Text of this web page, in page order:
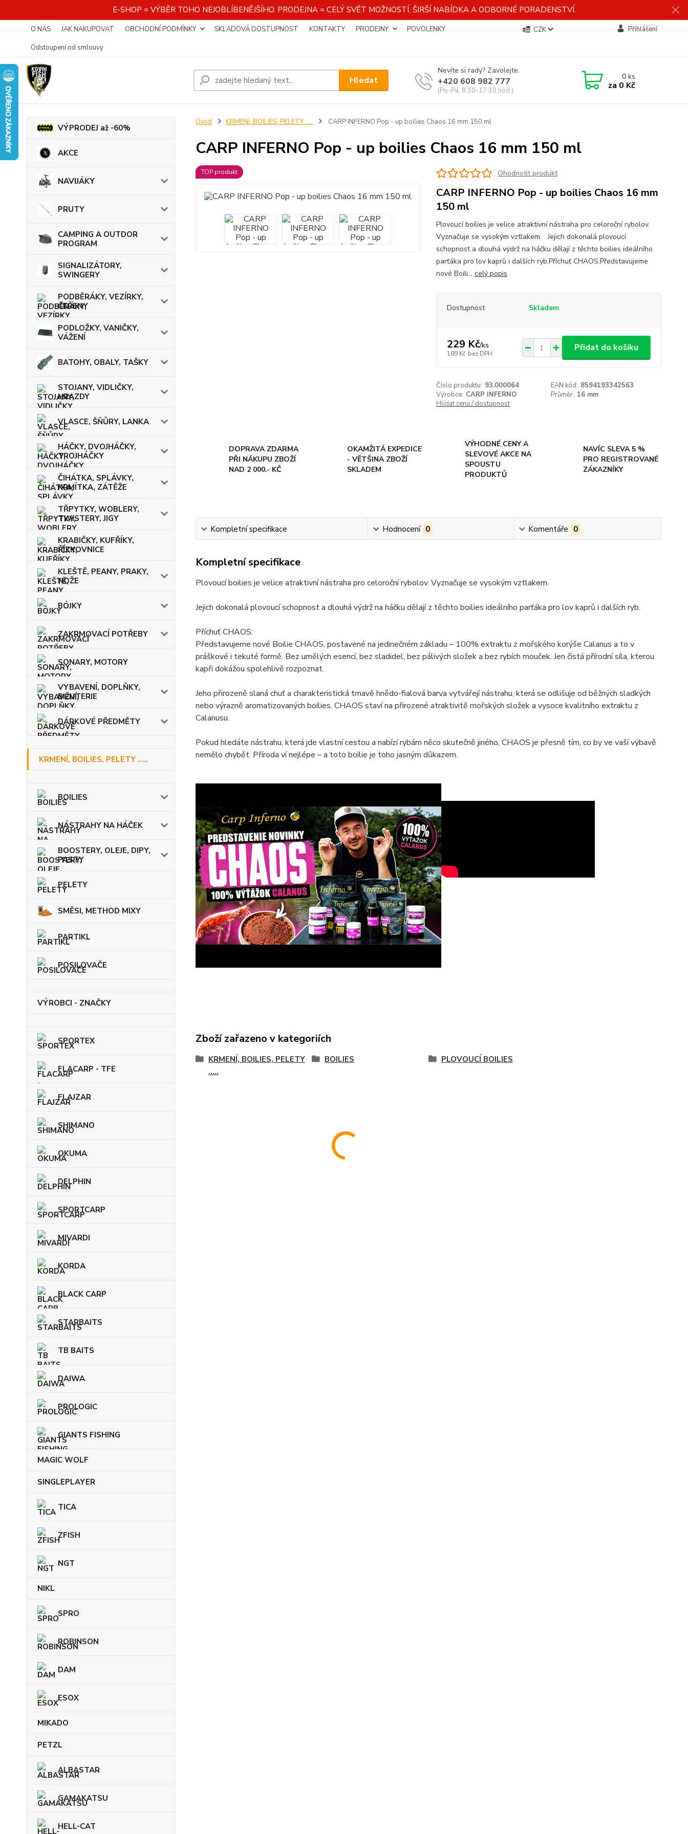
E-SHOP = VÝBĚR TOHO NEJOBLÍBENĚJŠÍHO. PRODEJNA = CELÝ SVĚT MOŽNOSTÍ, ŠIRŠÍ NABÍDKA A ODBORNÉ PORADENSTVÍ.
O NÁS JAK NAKUPOVAT OBCHODNÍ PODMÍNKY SKLADOVÁ DOSTUPNOST KONTAKTY PRODEJNY
POVOLENKY
Odstoupení od smlouvy
CZK Přihlášení
Hledat
Nevíte si rady? Zavolejte.
+420 608 982 777
(Po-Pá, 8:30-17:30 hod.)
0ks
za 0 Kč
VÝPRODEJ až -60%
AKCE
NAVIJÁKY
PRUTY
CAMPING A OUTDOR
PROGRAM
SIGNALIZÁTORY,
SWINGERY
PODBĚRÁKY, VEZÍRKY,
ČEŘENY
PODLOŽKY, VANIČKY,
VÁŽENÍ
BATOHY, OBALY, TAŠKY
STOJANY, VIDLIČKY,
HRAZDY
VLASCE, ŠŇŮRY, LANKA
HÁČKY, DVOJHÁČKY,
TROJHÁČKY
ČIHÁTKA, SPLÁVKY,
KRMÍTKA, ZÁTĚŽE
TŘPYTKY, WOBLERY,
TWISTERY, JIGY
KRABIČKY, KUFŘÍKY,
ŘÍZKOVNICE
KLEŠTĚ, PEANY, PRAKY,
NOŽE
BÓJKY
ZAKRMOVACÍ POTŘEBY
SONARY, MOTORY
VYBAVENÍ, DOPLŇKY,
BIŽUTERIE
DÁRKOVÉ PŘEDMĚTY
KRMENÍ, BOILIES, PELETY .....
BOILIES
NÁSTRAHY NA HÁČEK
BOOSTERY, OLEJE, DIPY,
PASTY
PELETY
SMĚSI, METHOD MIXY
PARTIKL
POSILOVAČE
VÝROBCI - ZNAČKY
SPORTEX
FLACARP - TFE
FLAJZAR
SHIMANO
OKUMA
DELPHIN
SPORTCARP
MIVARDI
KORDA
BLACK CARP
STARBAITS
TB BAITS
DAIWA
PROLOGIC
GIANTS FISHING
MAGIC WOLF
SINGLEPLAYER
TICA
ZFISH
NGT
NIKL
SPRO
ROBINSON
DAM
ESOX
MIKADO
PETZL
ALBASTAR
GAMAKATSU
HELL-CAT
Úvod KRMENÍ, BOILIES, PELETY ..... CARP INFERNO Pop - up boilies Chaos 16 mm 150 ml
CARP INFERNO Pop - up boilies Chaos 16 mm 150 ml
TOP produkt Ohodnotit produkt
CARP INFERNO Pop - up boilies Chaos 16 mm
150 ml
Plovoucí boilies je velice atraktivní nástraha pro celoroční rybolov.
Vyznačuje se vysokým vztlakem. Jejich dokonalá plovoucí
schopnost a dlouhá výdrž na háčku dělají z těchto boilies ideálního
parťáka pro lov kaprů i dalších ryb.Příchuť CHAOS:Představujeme
nové Boili... celý popis
Dostupnost Skladem
229 Kč/ks
189 Kč bez DPH
Přidat do košíku
Číslo produktu: 93.000064 EAN kód: 8594193342563
Výrobce: CARP INFERNO Průměr: 16 mm
Hlídat cenu / dostupnost
DOPRAVA ZDARMA
PŘI NÁKUPU ZBOŽÍ
NAD 2 000.- KČ
OKAMŽITÁ EXPEDICE
- VĚTŠINA ZBOŽÍ
SKLADEM
VÝHODNÉ CENY A
SLEVOVÉ AKCE NA
SPOUSTU
PRODUKTŮ
NAVÍC SLEVA 5 %
PRO REGISTROVANÉ
ZÁKAZNÍKY
Kompletní specifikace Hodnocení 0 Komentáře 0
Kompletní specifikace
Plovoucí boilies je velice atraktivní nástraha pro celoroční rybolov. Vyznačuje se vysokým vztlakem.
Jejich dokonalá plovoucí schopnost a dlouhá výdrž na háčku dělají z těchto boilies ideálního parťáka pro lov kaprů i dalších ryb.
Příchuť CHAOS:
Představujeme nové Boilie CHAOS, postavené na jedinečném základu – 100% extraktu z mořského korýše Calanus a to v
práškové i tekuté formě. Bez umělých esencí, bez sladidel, bez pálivých složek a bez rybích mouček. Jen čistá přírodní síla, kterou
kapři dokážou spolehlivě rozpoznat.
Jeho přirozeně slaná chuť a charakteristická tmavě hnědo-fialová barva vytvářejí nástrahu, která se odlišuje od běžných sladkých
nebo výrazně aromatizovaných boilies. CHAOS staví na přirozené atraktivitě mořských složek a vysoce kvalitního extraktu z
Calanusu.
Pokud hledáte nástrahu, která jde vlastní cestou a nabízí rybám něco skutečně jiného, CHAOS je přesně tím, co by ve vaší výbavě
nemělo chybět. Příroda ví nejlépe – a toto boilie je toho jasným důkazem.
Zboží zařazeno v kategoriích
KRMENÍ, BOILIES, PELETY
.....
BOILIES PLOVOUCÍ BOILIES